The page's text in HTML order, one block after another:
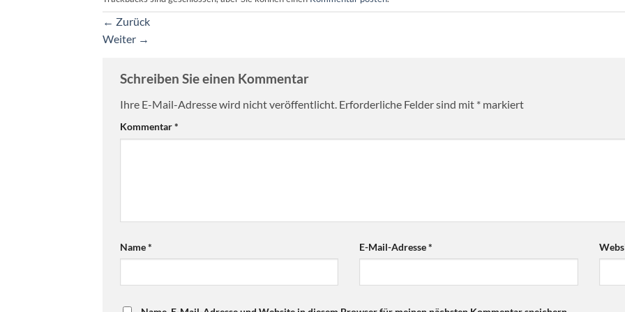
← Zurück
Weiter →
Schreiben Sie einen Kommentar
Ihre E-Mail-Adresse wird nicht veröffentlicht. Erforderliche Felder sind mit * markiert
Kommentar*
Name* E-Mail-Adresse*